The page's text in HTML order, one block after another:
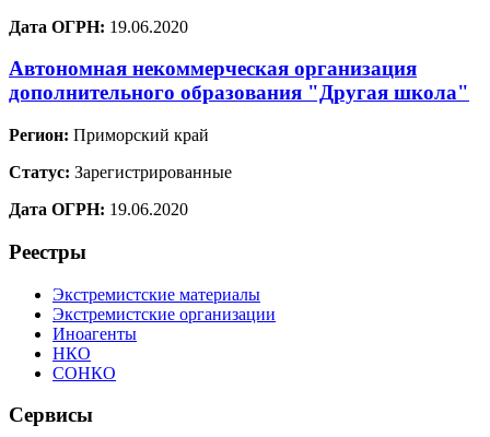
Дата ОГРН: 19.06.2020
Автономная некоммерческая организация
дополнительного образования "Другая школа"
Регион: Приморский край
Статус: Зарегистрированные
Дата ОГРН: 19.06.2020
Реестры
Экстремистские материалы
Экстремистские организации
Иноагенты
НКО
СОНКО
Сервисы